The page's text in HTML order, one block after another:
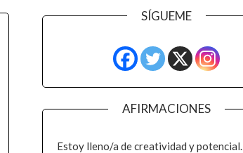
SÍGUEME
AFIRMACIONES
Estoy lleno/a de creatividad y potencial.